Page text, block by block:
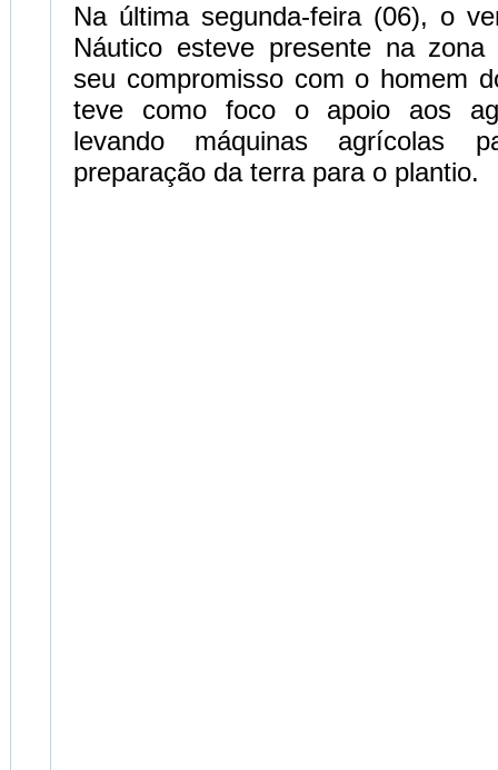
Na última segunda-feira (06), o
Náutico esteve presente na zona
seu compromisso com o homem
teve como foco o apoio aos
levando máquinas agrícolas
preparação da terra para o plantio.